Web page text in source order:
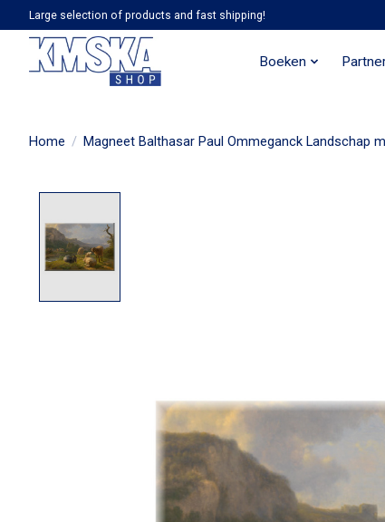
Large selection of products and fast shipping!
Boeken
Home / Magneet Balthasar Paul Ommeganck Landschap